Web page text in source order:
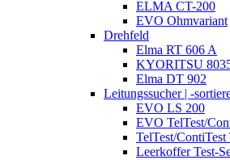
ELMA CT-200
EVO Ohmvariant
Drehfeld
Elma RT 606 A
KYORITSU
Elma DT 902
Leitungssucher | -
EVO LS 200
EVO TelTest/
TelTest/ContiTest
Leerkoffer Test-